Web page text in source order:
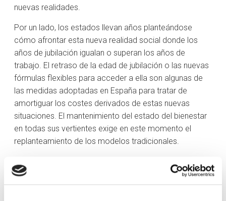
nuevas realidades.
Por un lado, los estados llevan años planteándose
cómo afrontar esta nueva realidad social donde los
años de jubilación igualan o superan los años de
trabajo. El retraso de la edad de jubilación o las nuevas
fórmulas flexibles para acceder a ella son algunas de
las medidas adoptadas en España para tratar de
amortiguar los costes derivados de estas nuevas
situaciones. El mantenimiento del estado del bienestar
en todas sus vertientes exige en este momento el
replanteamiento de los modelos tradicionales.
replantearse los esquemas de planificación
tradicionales. Ya hemos comentado el aumento